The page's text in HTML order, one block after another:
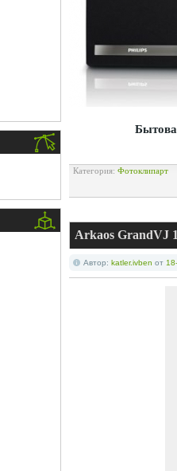
Категория: Фотоклипарт
Arkaos GrandVJ
Автор: katler.ivben от